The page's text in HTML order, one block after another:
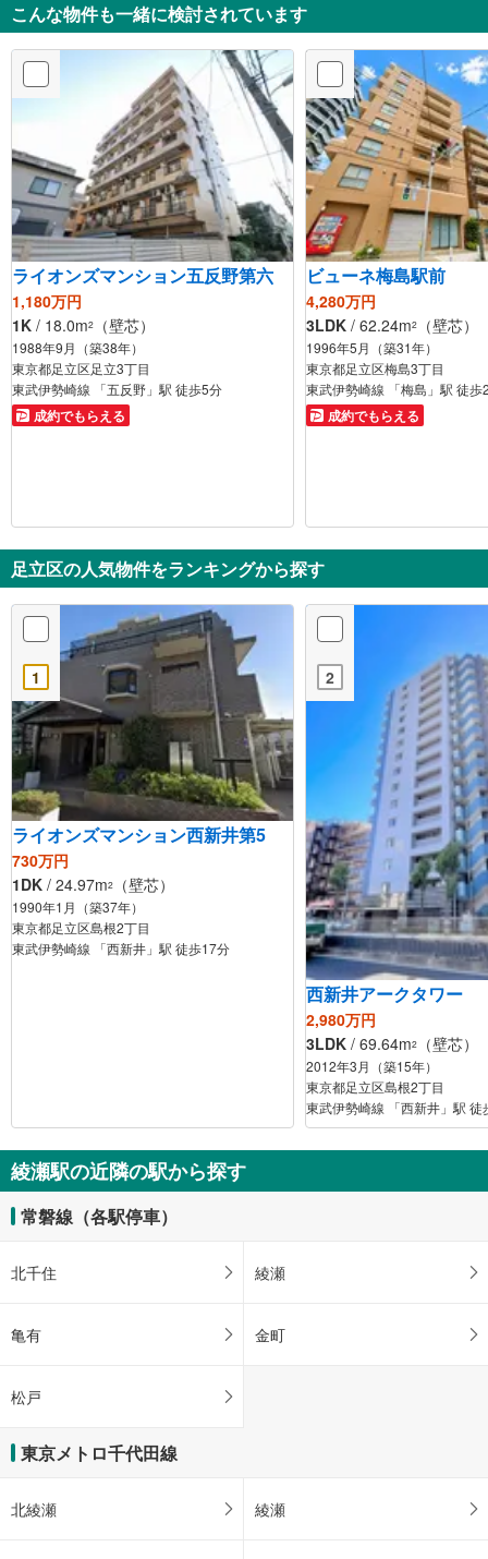
こんな物件も一緒に検討されています
ライオンズマンション五反野第六
1,180万円
1K / 18.0m2 （壁芯）
1988年9月（築38年）
東京都足立区足立3丁目
東武伊勢崎線 「五反野」駅 徒歩5分
成約でもらえる
ビューネ梅島駅前
4,280万円
3LDK / 62.24m2 （壁芯）
1996年5月（築31年）
東京都足立区梅島3丁目
東武伊勢崎線 「梅島」駅 徒歩
成約でもらえる
足立区の人気物件をランキングから探す
1
ライオンズマンション西新井第5
730万円
1DK / 24.97m2 （壁芯）
1990年1月（築37年）
東京都足立区島根2丁目
東武伊勢崎線 「西新井」駅 徒歩17分
2
西新井アークタワー
2,980万円
3LDK / 69.64m2 （壁芯）
2012年3月（築15年）
東京都足立区島根2丁目
東武伊勢崎線 「西新井」駅 徒
綾瀬駅の近隣の駅から探す
常磐線（各駅停車）
北千住 綾瀬
亀有 金町
松戸
東京メトロ千代田線
北綾瀬 綾瀬